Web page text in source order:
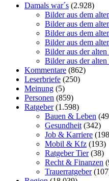
Damals war´s (2.928)
Bilder aus dem
Bilder aus dem
Bilder aus dem
Bilder aus dem
Bilder aus der
Bilder aus der
Kommentare (862)
Leserbriefe (250)
Meinung (5)
Personen (859)
Ratgeber(1.598)
Bauen & Leben
Gesundheit (342)
Job & Karriere
Mobil & Kfz (193)
Ratgeber Tier(38)
Recht & Finanzen
Trauerratgeber